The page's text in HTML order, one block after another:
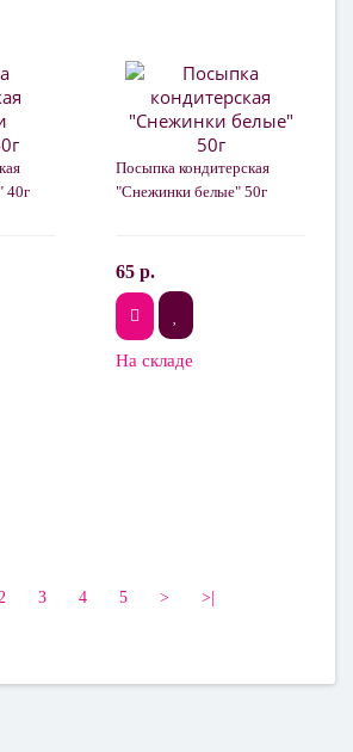
40г
Посыпка кондитерская
"Снежинки белые" 50г
65 р.
На складе
3 4 5 > >|